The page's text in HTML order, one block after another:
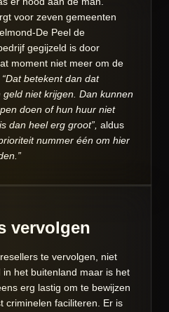
voor zeven gemeenten
De Peel de
gegijzeld is door
moment niet meer om de
“Dat betekent dan dat
niet krijgen. Dan kunnen
doen of hun huur niet
dan heel erg groot”, aldus
nummer één om hier
vervolgen
te vervolgen, niet
het buitenland maar is het
erg lastig om te bewijzen
criminelen faciliteren. Er is